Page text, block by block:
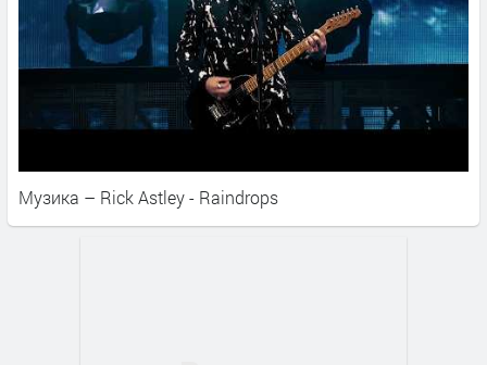
Музика – Rick Astley - Raindrops